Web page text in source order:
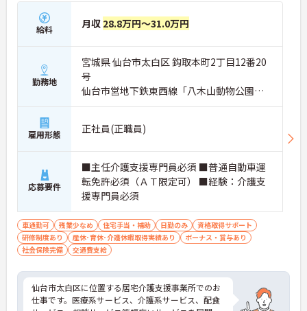
給料 月収 28.8万円～31.0万円
勤務地
宮城県 仙台市太白区 鈎取本町2丁目12番20
号
仙台市営地下鉄東西線「八木山動物公園
駅」バス・車15分
雇用形態 正社員(正職員)
応募要件
■主任介護支援専門員必須 ■普通自動車運
転免許必須（ＡＴ限定可） ■経験：介護支
援専門員必須
車通勤可 残業少なめ 住宅手当・補助 日勤のみ
資格取得サポート
研修制度あり
産休･育休･介護休暇取得実績あり
ボーナス・賞与あり
社会保険完備
交通費支給
仙台市太白区に位置する居宅介護支援事業所でのお
仕事です。医療系サービス、介護系サービス、配食